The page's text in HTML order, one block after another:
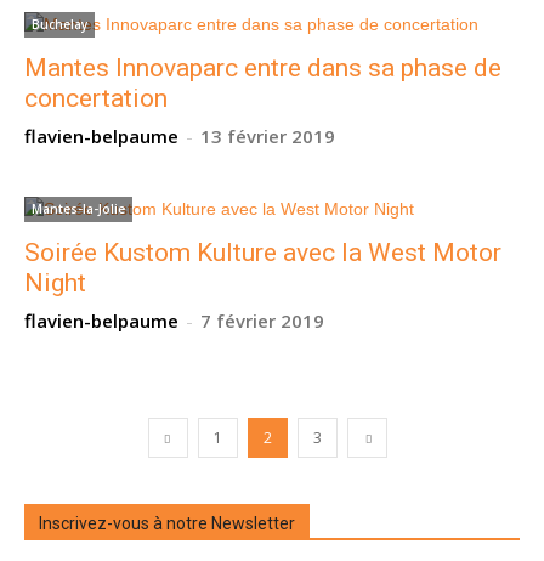
Buchelay
Mantes Innovaparc entre dans sa phase de
concertation
flavien-belpaume - 13 février 2019
Mantes-la-Jolie
Soirée Kustom Kulture avec la West Motor
Night
flavien-belpaume - 7 février 2019
1 2 3
Inscrivez-vous à notre Newsletter